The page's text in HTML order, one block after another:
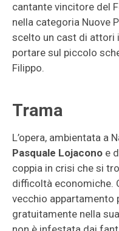
cantante vincitore del
nella categoria Nuove
scelto un cast di attori
portare sul piccolo
Filippo.
Trama
L’opera, ambientata a
Pasquale Lojacono e
coppia in crisi che si
difficoltà economiche.
vecchio appartamento
gratuitamente nella